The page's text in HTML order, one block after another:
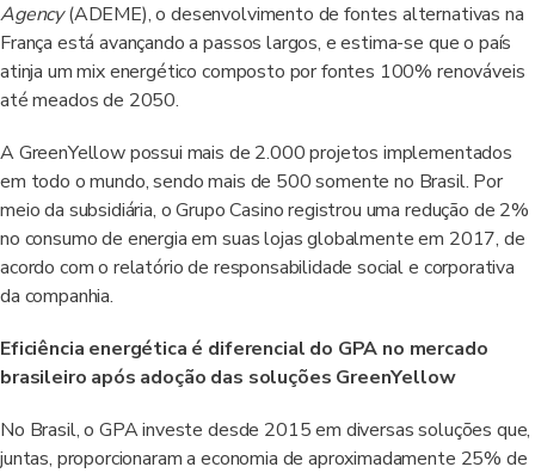
Agency(ADEME), o desenvolvimento de fontes alternativas na
França está avançando a passos largos, e estima-se que o país
atinja um mix energético composto por fontes 100% renováveis
até meados de 2050.
A GreenYellow possui mais de 2.000 projetos implementados
em todo o mundo, sendo mais de 500 somente no Brasil. Por
meio da subsidiária, o Grupo Casino registrou uma redução de 2%
no consumo de energia em suas lojas globalmente em 2017, de
acordo com o relatório de responsabilidade social e corporativa
da companhia.
Eficiência energética é diferencial do GPA no mercado
brasileiro após adoção das soluções GreenYellow
No Brasil, o GPA investe desde 2015 em diversas soluções que,
juntas, proporcionaram a economia de aproximadamente 25% de